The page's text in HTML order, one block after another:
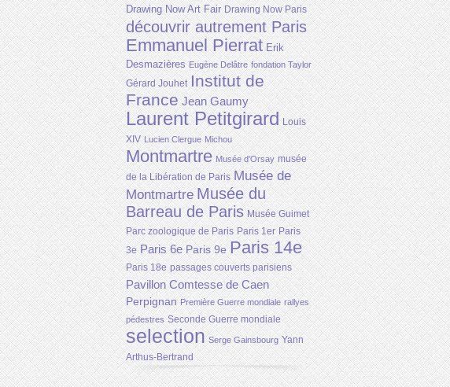
Drawing Now Art Fair Drawing Now Paris
découvrir autrement Paris
Emmanuel Pierrat Erik
Desmazières Eugène Delâtre fondation Taylor
Gérard Jouhet Institut de
France Jean Gaumy
Laurent Petitgirard Louis
XIV Lucien Clergue Michou
Montmartre Musée d'Orsay musée
de la Libération de Paris Musée de
Montmartre Musée du
Barreau de Paris Musée Guimet
Parc zoologique de Paris Paris 1er Paris
3e Paris 6e Paris 9e Paris 14e
Paris 18e passages couverts parisiens
Pavillon Comtesse de Caen
Perpignan Première Guerre mondiale rallyes
pédestres Seconde Guerre mondiale
selection Serge Gainsbourg Yann
Arthus-Bertrand